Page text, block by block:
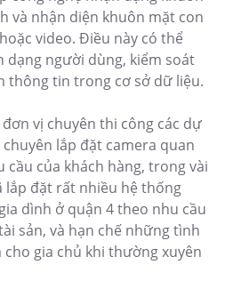
và nhận diện khuôn mặt con
video. Điều này có thể
dạng người dùng, kiểm soát
thông tin trong cơ sở dữ liệu.
vị chuyên thi công các dự
lắp đặt camera quan
cầu của khách hàng, trong vài
lắp đặt rất nhiều hệ thống
dình ở quận 4 theo nhu cầu
sản, và hạn chế những tình
gia chủ khi thường xuyên